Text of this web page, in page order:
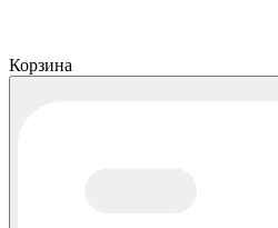
Корзина